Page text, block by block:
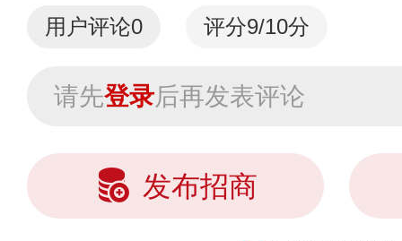
用户评论0 评分9/10分
请先登录后再发表评论
发布招商